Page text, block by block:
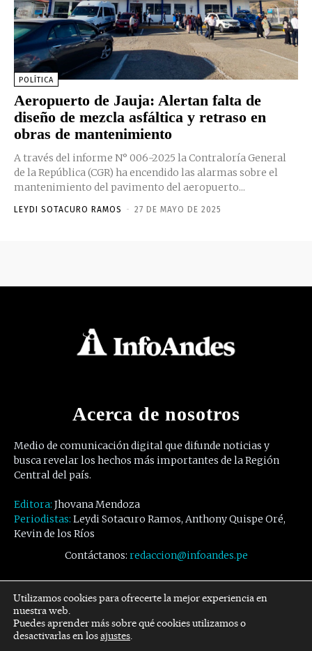
POLÍTICA
Aeropuerto de Jauja: Alertan falta de
diseño de mezcla asfáltica y retraso en
obras de mantenimiento
A través del informe N° 006-2025 la Contraloría General
de la República (CGR) ha encendido las alarmas sobre el
mantenimiento del pavimento del aeropuerto...
LEYDI SOTACURO RAMOS - 27 DE MAYO DE 2025
Acerca de nosotros
Medio de comunicación digital que difunde noticias y
busca revelar los hechos más importantes de la Región
Central del país.
Editora: Jhovana Mendoza
Periodistas: Leydi Sotacuro Ramos, Anthony Quispe Oré,
Kevin de los Ríos
Contáctanos: redaccion@infoandes.pe
Síguenos
Facebook Twitter Youtube
Utilizamos cookies para ofrecerte la mejor experiencia en
nuestra web.
Puedes aprender más sobre qué cookies utilizamos o
desactivarlas en losajustes.